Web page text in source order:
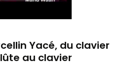
Yacé, du clavier
au clavier